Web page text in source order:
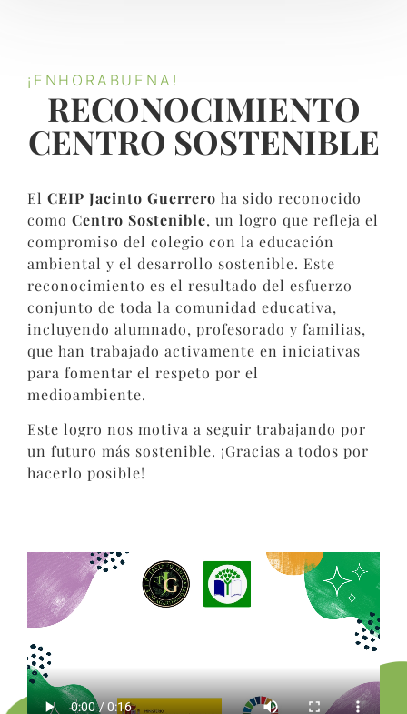
¡ENHORABUENA!
RECONOCIMIENTO
CENTRO SOSTENIBLE​
El CEIP Jacinto Guerrero ha sido reconocido
como Centro Sostenible, un logro que refleja el
compromiso del colegio con la educación
ambiental y el desarrollo sostenible. Este
reconocimiento es el resultado del esfuerzo
conjunto de toda la comunidad educativa,
incluyendo alumnado, profesorado y familias,
que han trabajado activamente en iniciativas
para fomentar el respeto por el
medioambiente.
Este logro nos motiva a seguir trabajando por
un futuro más sostenible. ¡Gracias a todos por
hacerlo posible!